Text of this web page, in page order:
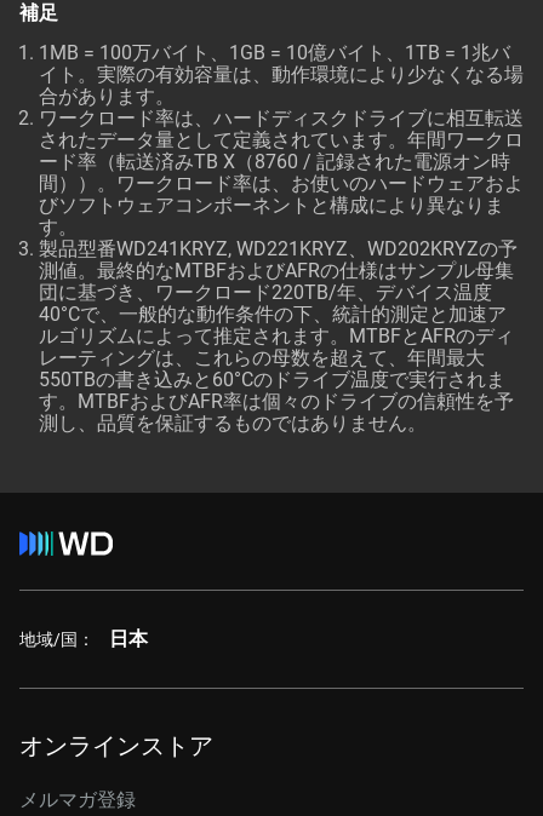
補足
1MB = 100万バイト、1GB = 10億バイト、1TB = 1兆バ
イト。実際の有効容量は、動作環境により少なくなる場
合があります。
ワークロード率は、ハードディスクドライブに相互転送
されたデータ量として定義されています。年間ワークロ
ード率（転送済みTB X（8760 / 記録された電源オン時
間））。ワークロード率は、お使いのハードウェアおよ
びソフトウェアコンポーネントと構成により異なりま
す。
製品型番WD241KRYZ, WD221KRYZ、WD202KRYZの予
測値。最終的なMTBFおよびAFRの仕様はサンプル母集
団に基づき、ワークロード220TB/年、デバイス温度
40°Cで、一般的な動作条件の下、統計的測定と加速ア
ルゴリズムによって推定されます。MTBFとAFRのディ
レーティングは、これらの母数を超えて、年間最大
550TBの書き込みと60°Cのドライブ温度で実行されま
す。MTBFおよびAFR率は個々のドライブの信頼性を予
測し、品質を保証するものではありません。
地域/国： 日本
オンラインストア
メルマガ登録